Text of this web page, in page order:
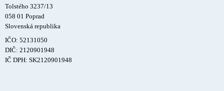
Tolstého 3237/13
058 01 Poprad
Slovenská republika
IČO: 52131050
DIČ: 2120901948
IČ DPH: SK2120901948